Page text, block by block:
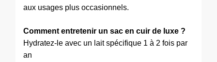
aux usages plus occasionnels.
Comment entretenir un sac en cuir de luxe ?
Hydratez-le avec un lait spécifique 1 à 2 fois par
an